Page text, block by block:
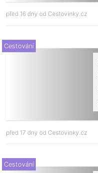
před 16 dny od Cestovinky.cz
Cestování
před 17 dny od Cestovinky.cz
Cestování